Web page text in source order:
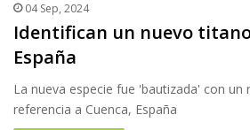
04 Sep, 2024
Identifican un nuevo
España
La nueva especie fue 'bautizada' con un
referencia a Cuenca, España